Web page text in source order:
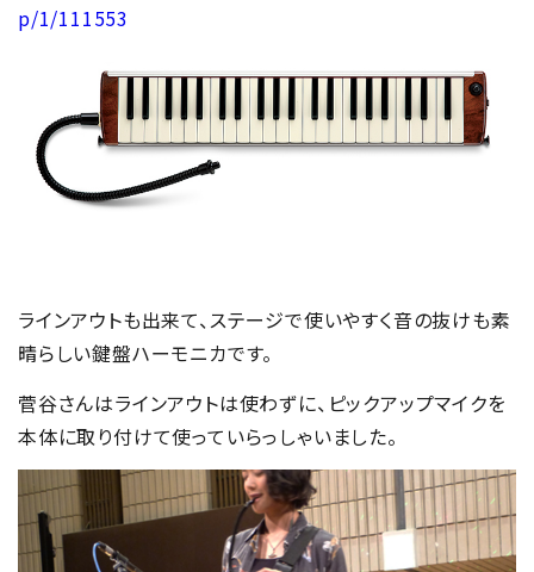
p/1/111553
ラインアウトも出来て、ステージで使いやすく音の抜けも素
晴らしい鍵盤ハーモニカです。
菅谷さんはラインアウトは使わずに、ピックアップマイクを
本体に取り付けて使っていらっしゃいました。